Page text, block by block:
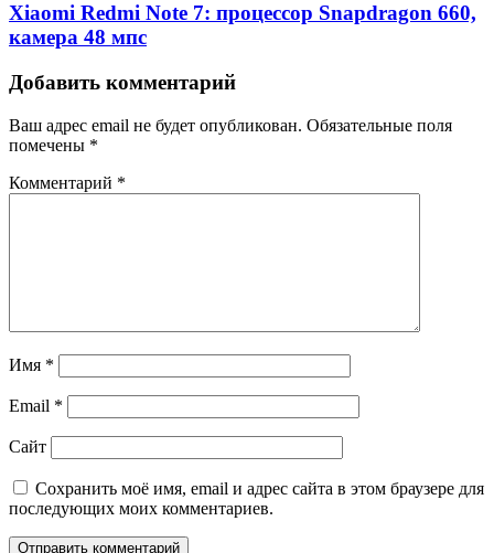
Xiaomi Redmi Note 7: процессор Snapdragon 660,
камера 48 мпс
Добавить комментарий
Ваш адрес email не будет опубликован. Обязательные поля
помечены *
Комментарий *
Имя *
Email *
Сайт
Сохранить моё имя, email и адрес сайта в этом браузере для
последующих моих комментариев.